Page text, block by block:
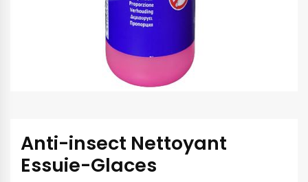
Anti-insect Nettoyant
Essuie-Glaces